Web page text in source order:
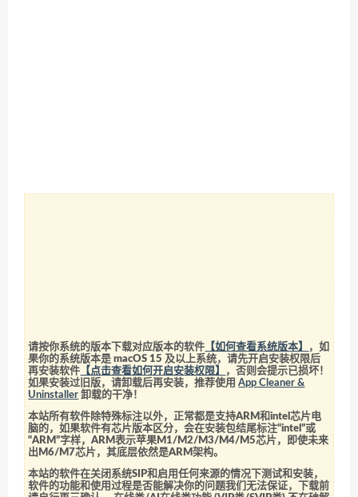
请按你系统的版本下载对应版本的软件 【如何查看系统版本】
，如
果你的系统版本是 macOS 15 及以上系统，请先开启安装权限后
再安装软件 【点击查看如何开启安装权限】
，否则会提示已损坏！
如果安装过旧版，请卸载后再安装，推荐使用App Cleaner &
Uninstaller 卸载的干净！
本站所有软件除特殊标注以外，正常都是支持ARM和intel芯片电
脑的，如果软件有芯片版本区分，会在安装包结尾标注“intel”或
“ARM”字样，ARM表示苹果M1/M2/M3/M4/M5芯片，即使未来
出M6/M7芯片，其底层依然是ARM架构。
本站的软件在关闭系统SIP和启用任何来源的情况下测试和安装，
软件的功能和使用过程是否能解决你的问题我们无法保证，下载前